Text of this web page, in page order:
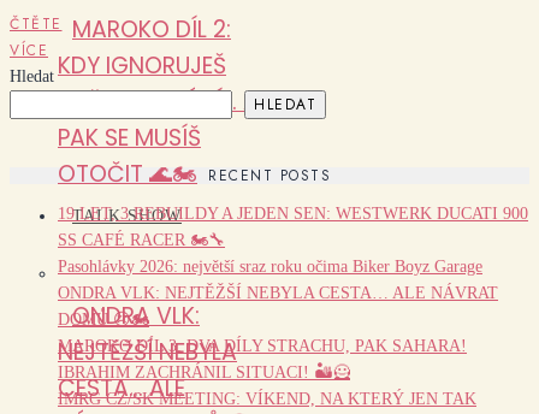
MAROKO DÍL 2:
KDY IGNORUJEŠ
DVĚ VAROVÁNÍ… A
PAK SE MUSÍŠ
OTOČIT 🌊🏍️
TALK SHOW
ONDRA VLK:
NEJTĚŽŠÍ NEBYLA
CESTA… ALE
ČTĚTE
VÍCE
Hledat
HLEDAT
RECENT POSTS
19 LET, 3 REBUILDY A JEDEN SEN: WESTWERK DUCATI 900
SS CAFÉ RACER 🏍️🔧
Pasohlávky 2026: největší sraz roku očima Biker Boyz Garage
ONDRA VLK: NEJTĚŽŠÍ NEBYLA CESTA… ALE NÁVRAT
DOMŮ 😢🏍️
MAROKO DÍL 3: DVA DÍLY STRACHU, PAK SAHARA!
IBRAHIM ZACHRÁNIL SITUACI! 🏜️🦸
IMRG CZ/SK MEETING: VÍKEND, NA KTERÝ JEN TAK